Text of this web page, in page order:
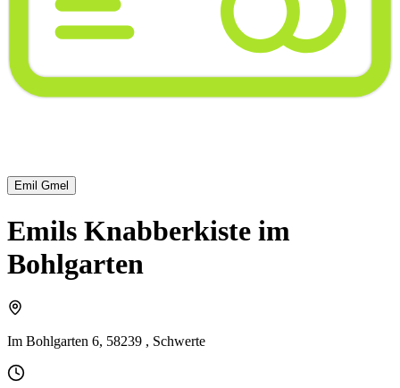
Emil Gmel
Emils Knabberkiste im
Bohlgarten
Im Bohlgarten 6, 58239 , Schwerte